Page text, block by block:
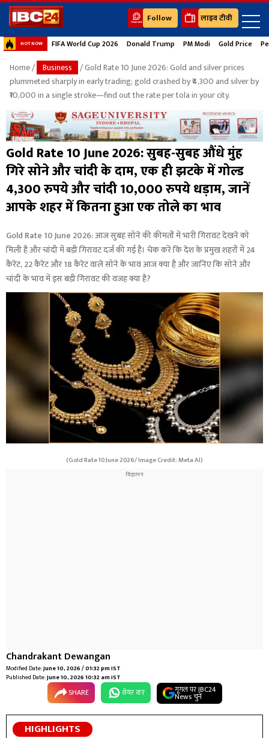
Follow लाइव टीवी
HOT NOW FIFA World Cup 2026 Donald Trump PM Modi Gold Price
Home/ Business
/ Gold Rate 10 June 2026: Gold and silver prices
plummeted sharply in early trading; gold crashed by ₹4,300 and silver by
₹10,000 in a single stroke—find out the rate per tola in your city.
Gold Rate 10 June 2026: सुबह-सुबह औंधे मुंह
गिरे सोने और चांदी के दाम, एक ही झटके में गोल्ड
4,300 रुपये और चांदी 10,000 रुपये धड़ाम, जानें
आपके शहर में कितना हुआ एक तोले का भाव
Gold Rate 10 June 2026: आज सुबह सोने की कीमतों में भारी गिरावट देखने को
मिली है और चांदी में बड़ी गिरावट दर्ज की गई है। चेक करें कि देश के प्रमुख शहरों में 24
कैरेट, 22 कैरेट और 18 कैरेट वाले सोने के भाव आज क्या है और जानिए कि सोने और
चांदी के भाव में इस बड़ी गिरावट की वजह क्या है?
(Gold Rate 10 June 2026/ Image Credit: Meta AI)
Chandrakant Dewangan
Modified Date:June 10, 2026 / 01:32 pm IST
Published Date:June 10, 2026 10:32 am IST
SHARE शेयर कर गूगल पर IBC24
News चुनें
HIGHLIGHTS